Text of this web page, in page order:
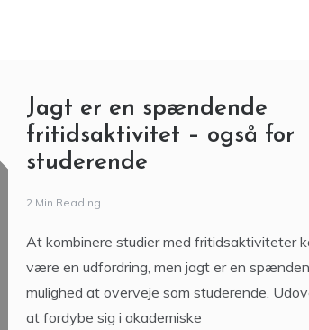
Jagt er en spændende
fritidsaktivitet – også for
studerende
2 Min Reading
At kombinere studier med fritidsaktiviteter
være en udfordring, men jagt er en
mulighed at overveje som studerende.
at fordybe sig i akademiske